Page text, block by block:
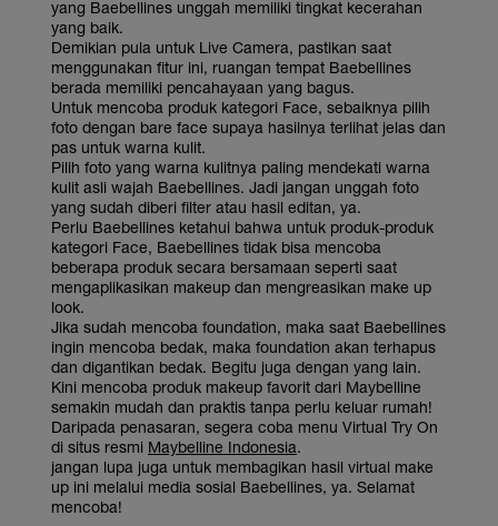
yang Baebellines unggah memiliki tingkat kecerahan
yang baik.
Demikian pula untuk Live Camera, pastikan saat
menggunakan fitur ini, ruangan tempat Baebellines
berada memiliki pencahayaan yang bagus.
Untuk mencoba produk kategori Face, sebaiknya pilih
foto dengan bare face supaya hasilnya terlihat jelas dan
pas untuk warna kulit.
Pilih foto yang warna kulitnya paling mendekati warna
kulit asli wajah Baebellines. Jadi jangan unggah foto
yang sudah diberi filter atau hasil editan, ya.
Perlu Baebellines ketahui bahwa untuk produk-produk
kategori Face, Baebellines tidak bisa mencoba
beberapa produk secara bersamaan seperti saat
mengaplikasikan makeup dan mengreasikan make up
look.
Jika sudah mencoba foundation, maka saat Baebellines
ingin mencoba bedak, maka foundation akan terhapus
dan digantikan bedak. Begitu juga dengan yang lain.
Kini mencoba produk makeup favorit dari Maybelline
semakin mudah dan praktis tanpa perlu keluar rumah!
Daripada penasaran, segera coba menu Virtual Try On
di situs resmi Maybelline Indonesia.
jangan lupa juga untuk membagikan hasil virtual make
up ini melalui media sosial Baebellines, ya. Selamat
mencoba!